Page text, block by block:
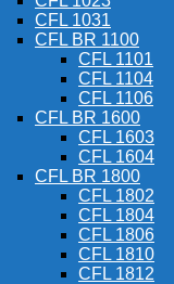
CFL 1031
CFL BR 1100
CFL 1101
CFL 1104
CFL 1106
CFL BR 1600
CFL 1603
CFL 1604
CFL BR 1800
CFL 1802
CFL 1804
CFL 1806
CFL 1810
CFL 1812